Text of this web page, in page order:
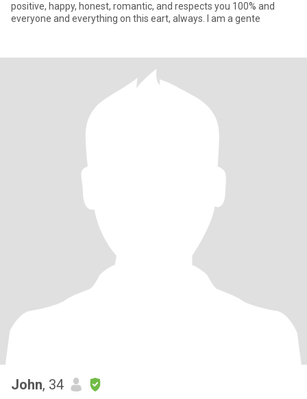
positive, happy, honest, romantic, and respects you 100% and
everyone and everything on this eart, always. I am a gente
John, 34